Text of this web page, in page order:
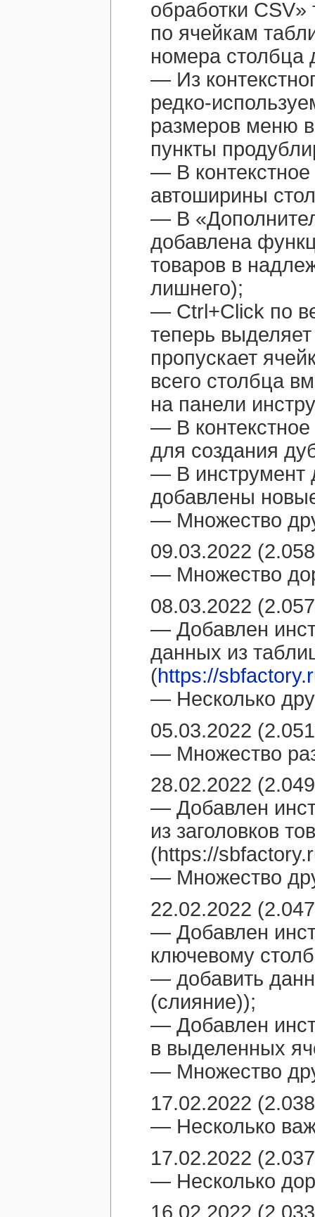
обработки
по ячейкам
номера столбца
— Из
редко-
размеров меню
пункты
— В
автоширины
— В
добавлена
товаров в
лишнего);
— Ctrl+Click по
теперь
пропускает
всего столбца
на панели
— В
для создания
— В инструмент
добавлены
— Множество
09.03.2022
— Множество
08.03.2022
— Добавлен
данных из
(https://
— Несколько
05.03.2022
— Множество
28.02.2022
— Добавлен
из заголовков
(https://
— Множество
22.02.2022
— Добавлен
ключевому
— добавить
(слияние));
— Добавлен
в выделенных
— Множество
17.02.2022
— Несколько
17.02.2022
— Несколько
16.02.2022